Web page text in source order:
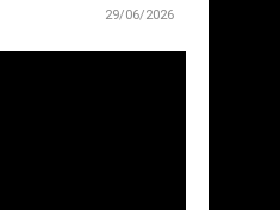
29/06/2026